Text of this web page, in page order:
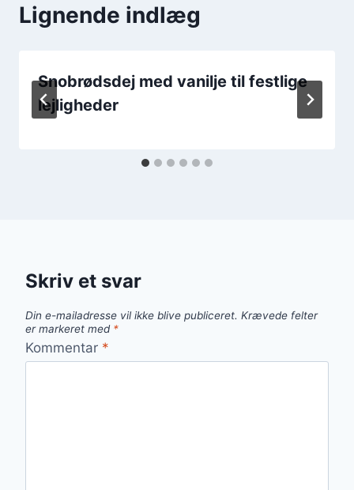
Lignende indlæg
Snobrødsdej med vanilje til festlige
lejligheder
Skriv et svar
Din e-mailadresse vil ikke blive publiceret. Krævede felter
er markeret med *
Kommentar *